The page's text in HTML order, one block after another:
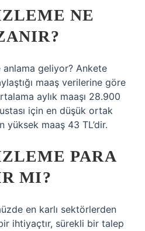
NE
geliyor? Ankete
maaş verilerine göre
aylık maaşı 28.900
için en düşük ortak
yüksek maaş 43 TL’dir.
PARA
MI?
en karlı sektörlerden
ihtiyaçtır, sürekli bir talep